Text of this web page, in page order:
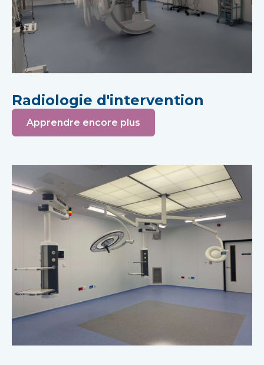
Radiologie d'intervention
Apprendre encore plus